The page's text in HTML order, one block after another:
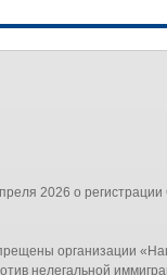
2026 о
организации
нелегальной